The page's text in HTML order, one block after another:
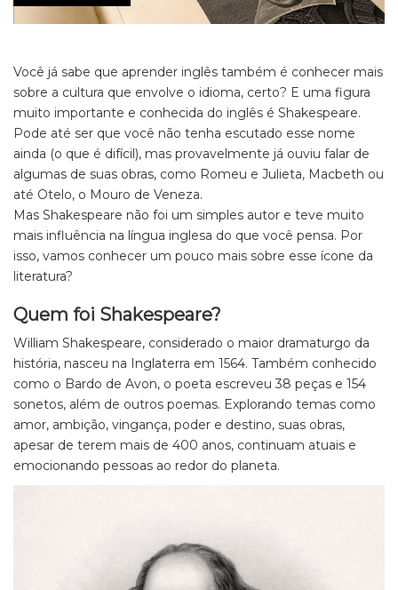
Você já sabe que aprender inglês também é conhecer mais
sobre a cultura que envolve o idioma, certo? E uma figura
muito importante e conhecida do inglês é Shakespeare.
Pode até ser que você não tenha escutado esse nome
ainda (o que é difícil), mas provavelmente já ouviu falar de
algumas de suas obras, como Romeu e Julieta, Macbeth ou
até Otelo, o Mouro de Veneza.
Mas Shakespeare não foi um simples autor e teve muito
mais influência na língua inglesa do que você pensa. Por
isso, vamos conhecer um pouco mais sobre esse ícone da
literatura?
Quem foi Shakespeare?
William Shakespeare, considerado o maior dramaturgo da
história, nasceu na Inglaterra em 1564. Também conhecido
como o Bardo de Avon, o poeta escreveu 38 peças e 154
sonetos, além de outros poemas. Explorando temas como
amor, ambição, vingança, poder e destino, suas obras,
apesar de terem mais de 400 anos, continuam atuais e
emocionando pessoas ao redor do planeta.